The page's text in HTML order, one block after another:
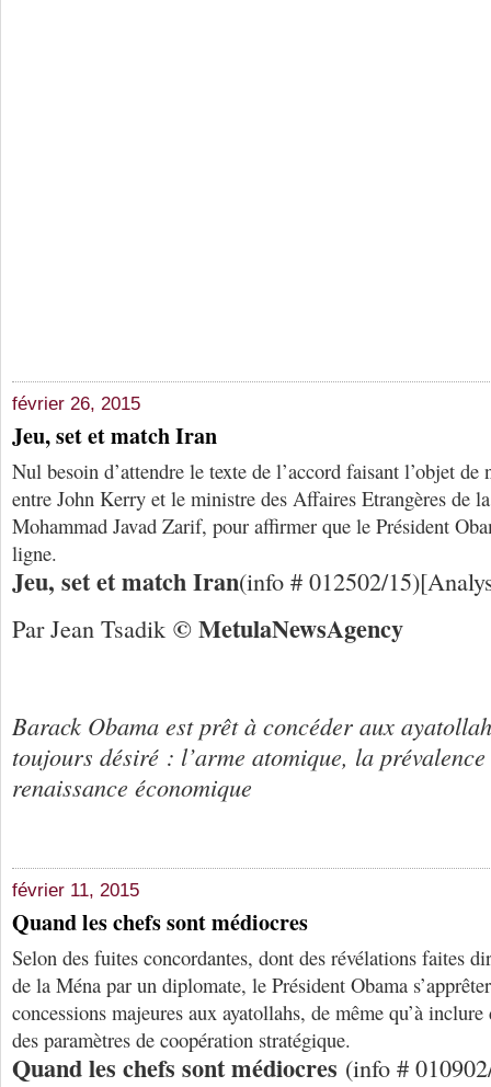
février 26, 2015
Jeu, set et match Iran
Nul besoin d’attendre le texte de l’accord faisant l’objet de
entre John Kerry et le ministre des Affaires Etrangères de
Mohammad Javad Zarif, pour affirmer que le Président
ligne.
Jeu, set et match Iran(info # 012502/
Par Jean Tsadik © MetulaNewsAgency
Barack Obama est prêt à concéder aux
toujours désiré : l’arme atomique, la
renaissance économique
février 11, 2015
Quand les chefs sont médiocres
Selon des fuites concordantes, dont des révélations faites
de la Ména par un diplomate, le Président Obama
concessions majeures aux ayatollahs, de même qu’à
des paramètres de coopération stratégique.
Quand les chefs sont médiocres (info #